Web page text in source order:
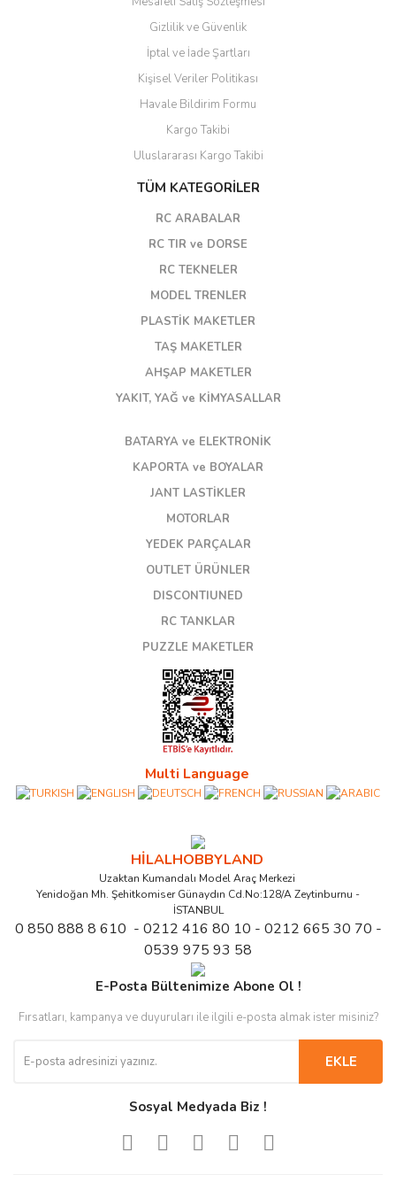
Gizlilik ve Güvenlik
İptal ve İade Şartları
Kişisel Veriler Politikası
Havale Bildirim Formu
Kargo Takibi
Uluslararası Kargo Takibi
TÜM KATEGORİLER
RC ARABALAR
RC TIR ve DORSE
RC TEKNELER
MODEL TRENLER
PLASTİK MAKETLER
TAŞ MAKETLER
AHŞAP MAKETLER
YAKIT, YAĞ ve KİMYASALLAR
BATARYA ve ELEKTRONİK
KAPORTA ve BOYALAR
JANT LASTİKLER
MOTORLAR
YEDEK PARÇALAR
OUTLET ÜRÜNLER
DISCONTIUNED
RC TANKLAR
PUZZLE MAKETLER
Multi Language
HİLALHOBBYLAND
Uzaktan Kumandalı Model Araç Merkezi
Yenidoğan Mh. Şehitkomiser Günaydın Cd.No:128/A Zeytinburnu -
İSTANBUL
0 850 888 8 610 - 0212 416 80 10 - 0212 665 30 70 -
0539 975 93 58
E-Posta Bültenimize Abone Ol !
Fırsatları, kampanya ve duyuruları ile ilgili e-posta almak ister misiniz?
EKLE
Sosyal Medyada Biz !